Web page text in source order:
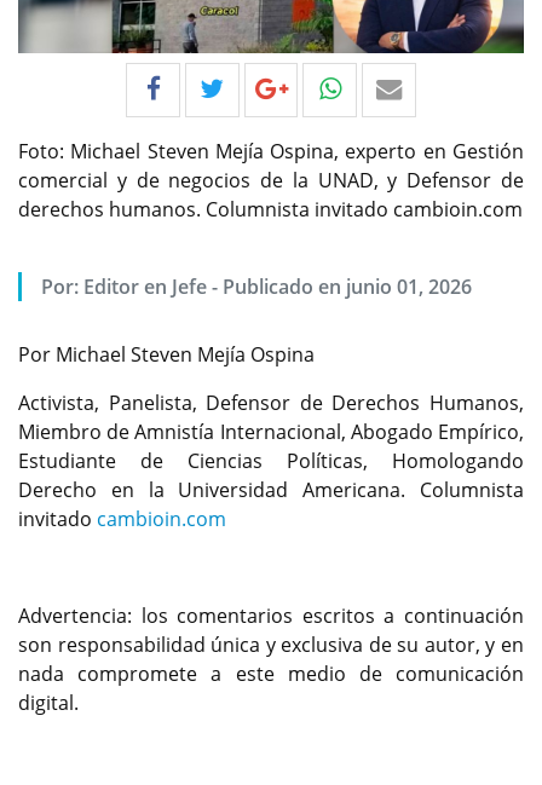
Foto: Michael Steven Mejía Ospina, experto en Gestión
comercial y de negocios de la UNAD, y Defensor de
derechos humanos. Columnista invitado cambioin.com
Por: Editor en Jefe- Publicado en junio 01, 2026
Por Michael Steven Mejía Ospina
Activista, Panelista, Defensor de Derechos Humanos,
Miembro de Amnistía Internacional, Abogado Empírico,
Estudiante de Ciencias Políticas, Homologando
Derecho en la Universidad Americana. Columnista
invitado cambioin.com
Advertencia: los comentarios escritos a continuación
son responsabilidad única y exclusiva de su autor, y en
nada compromete a este medio de comunicación
digital.